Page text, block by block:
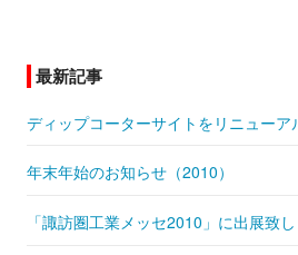
最新記事
ディップコーターサイトをリニューア
年末年始のお知らせ（2010）
「諏訪圏工業メッセ2010」に出展致